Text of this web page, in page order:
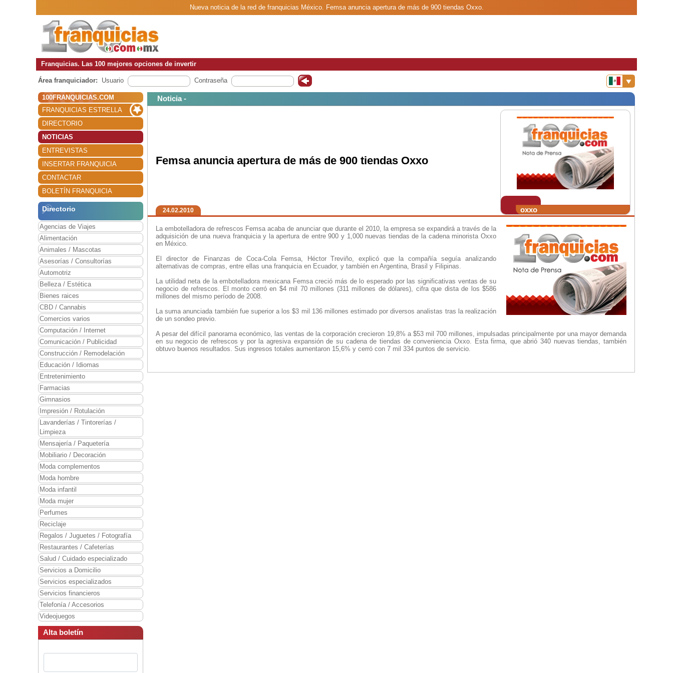
Nueva noticia de la red de franquicias México. Femsa anuncia apertura de más de 900 tiendas Oxxo.
Franquicias. Las 100 mejores opciones de invertir
Área franquiciador: Usuario Contraseña
100FRANQUICIAS.COM
FRANQUICIAS ESTRELLA
DIRECTORIO
NOTICIAS
ENTREVISTAS
INSERTAR FRANQUICIA
CONTACTAR
BOLETÍN FRANQUICIA
Directorio
Agencias de Viajes
Alimentación
Animales / Mascotas
Asesorías / Consultorías
Automotriz
Belleza / Estética
Bienes raices
CBD / Cannabis
Comercios varios
Computación / Internet
Comunicación / Publicidad
Construcción / Remodelación
Educación / Idiomas
Entretenimiento
Farmacias
Gimnasios
Impresión / Rotulación
Lavanderías / Tintorerías /
Limpieza
Mensajería / Paquetería
Mobiliario / Decoración
Moda complementos
Moda hombre
Moda infantil
Moda mujer
Perfumes
Reciclaje
Regalos / Juguetes / Fotografía
Restaurantes / Cafeterías
Salud / Cuidado especializado
Servicios a Domicilio
Servicios especializados
Servicios financieros
Telefonía / Accesorios
Videojuegos
Alta boletín
Noticia -
oxxo
Femsa anuncia apertura de más de 900 tiendas Oxxo
24.02.2010
La embotelladora de refrescos Femsa acaba de anunciar que durante el 2010, la empresa se expandirá a través de la
adquisición de una nueva franquicia y la apertura de entre 900 y 1,000 nuevas tiendas de la cadena minorista Oxxo
en México.
El director de Finanzas de Coca-Cola Femsa, Héctor Treviño, explicó que la compañía seguía analizando
alternativas de compras, entre ellas una franquicia en Ecuador, y también en Argentina, Brasil y Filipinas.
La utilidad neta de la embotelladora mexicana Femsa creció más de lo esperado por las significativas ventas de su
negocio de refrescos. El monto cerró en $4 mil 70 millones (311 millones de dólares), cifra que dista de los $586
millones del mismo período de 2008.
La suma anunciada también fue superior a los $3 mil 136 millones estimado por diversos analistas tras la realización
de un sondeo previo.
A pesar del difícil panorama económico, las ventas de la corporación crecieron 19,8% a $53 mil 700 millones, impulsadas principalmente por una mayor demanda
en su negocio de refrescos y por la agresiva expansión de su cadena de tiendas de conveniencia Oxxo. Esta firma, que abrió 340 nuevas tiendas, también
obtuvo buenos resultados. Sus ingresos totales aumentaron 15,6% y cerró con 7 mil 334 puntos de servicio.